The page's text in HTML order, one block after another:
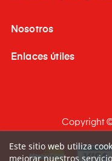
Nosotros
Enlaces útiles
Copyright
Este sitio web utiliza
mejorar nuestros